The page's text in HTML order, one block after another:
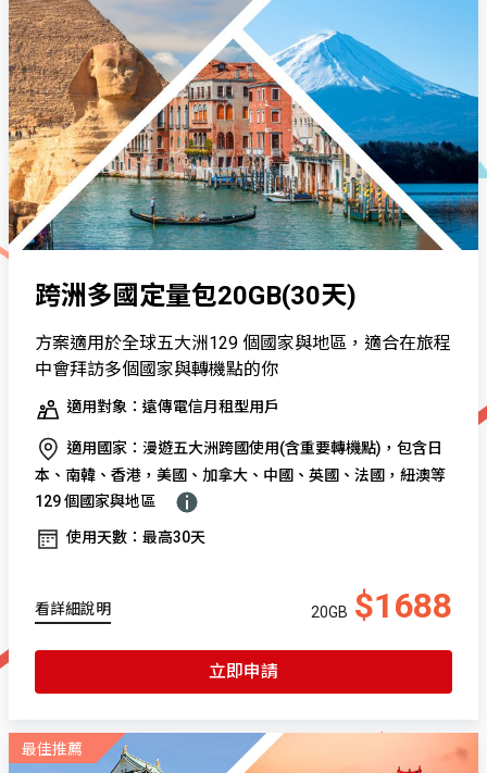
跨洲多國定量包20GB(30天)
方案適用於全球五大洲129 個國家與地區，適合在旅程
中會拜訪多個國家與轉機點的你
適用對象：遠傳電信月租型用戶
適用國家：漫遊五大洲跨國使用(含重要轉機點)，包含日
本、南韓、香港，美國、加拿大、中國、英國、法國，紐澳等
129 個國家與地區
使用天數：最高30天
看詳細說明 20GB $1688
立即申請
最佳推薦